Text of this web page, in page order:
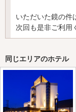
いただいた鏡の件
次回も是非ご利用
同じエリアのホテル